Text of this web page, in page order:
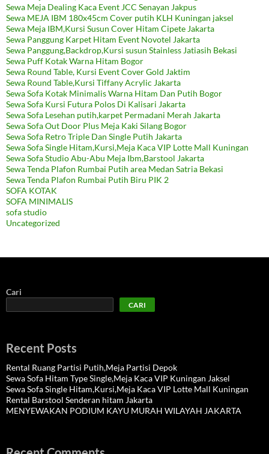
Sewa Meja Dealing Kaca Event JCC Senayan Jakpus
Sewa MEJA IBM 180x45cm Cover putih KLH Kuningan jaksel
Sewa Meja IBM,Kursi Susun Cover Hitam Cipete Jakarta
Sewa Panggung Karpet Hitam Event Novotel Jakarta
Sewa Panggung,Backdrop,Kursi susun Stainless Jatiasih Bekasi
Sewa Puff Kotak Warna Hitam Bogor
Sewa Round Table, Kursi Event Cover Gold Jaktim
Sewa Round Table,Kursi Tiffany Acrylic Jakarta
Sewa Sofa Kotak Minimalis Warna Hitam Dan Putih Bogor
Sewa Sofa Kursi Futura Polos Di Kalisari Jakarta
Sewa Sofa Lesehan putih,karpet Permadani Merah Jakarta
Sewa Sofa Out Door Plus Meja Kaki Silang Bogor
Sewa Sofa Retro Triple Dan Single Putih Jakarta
Sewa Sofa Single Hitam,Kursi,Meja Kaca VIP Lotte Mall Kuningan
Sewa Sofa Studio Abu-Abu Meja Ibm,Barstool Jakarta
Sewa Tenda Plafon Rumbai Putih area Medan Satria Bekasi
Sewa Tenda Plafon Rumbai Putih Biru PIK 2
SOFA KOTAK
SOFA MINIMALIS
sofa studio
Uncategorized
Cari
CARI
Recent Posts
Rental Ruang Partisi Putih,Meja Partisi Depok
Sewa Sofa Hitam Type Single,Meja Kaca VIP Kuningan Jaksel
Sewa Sofa Single Hitam,Kursi,Meja Kaca VIP Lotte Mall Kuningan
Rental Barstool Senderan hitam Jakarta
MENYEWAKAN PODIUM KAYU MURAH WILAYAH JAKARTA